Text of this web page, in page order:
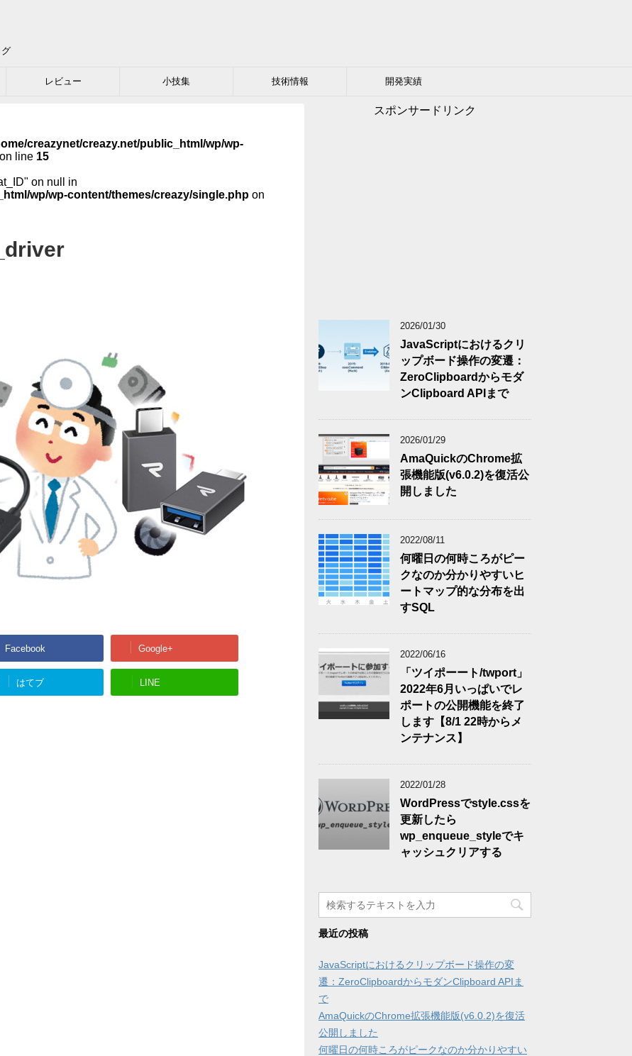
レビュー 小技集 技術情報 開発実績
creazynet/creazy.net/public_html/wp/wp-
on line 15
on null in
wp/wp-content/themes/creazy/single.php on
Facebook Google+
はてブ LINE
スポンサードリンク
2026/01/30
JavaScriptにおけるクリ
ップボード操作の変遷：
ZeroClipboardからモダ
ンClipboard APIまで
2026/01/29
AmaQuickのChrome拡
張機能版(v6.0.2)を復活公
開しました
2022/08/11
何曜日の何時ころがピー
クなのか分かりやすいヒ
ートマップ的な分布を出
すSQL
2022/06/16
「ツイポーート/twport」
2022年6月いっぱいでレ
ポートの公開機能を終了
します【8/1 22時からメ
ンテナンス】
2022/01/28
WordPressでstyle.cssを
更新したら
wp_enqueue_styleでキ
ャッシュクリアする
最近の投稿
JavaScriptにおけるクリップボード操作の変
遷：ZeroClipboardからモダンClipboard APIま
で
AmaQuickのChrome拡張機能版(v6.0.2)を復活
公開しました
何曜日の何時ころがピークなのか分かりやすい